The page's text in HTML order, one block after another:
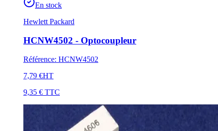
En stock
Hewlett Packard
HCNW4502 - Optocoupleur
Référence: HCNW4502
7,79 €HT
9,35 € TTC